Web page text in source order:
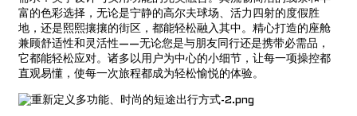
富的色彩选择，无论是宁静的高尔夫球场、活力四射的度假胜
地，还是熙熙攘攘的街区，都能轻松融入其中。精心打造的座舱
兼顾舒适性和灵活性——无论您是与朋友同行还是携带必需品，
它都能轻松应对。诸多以用户为中心的小细节，让每一项操控都
直观易懂，使每一次旅程都成为轻松愉悦的体验。